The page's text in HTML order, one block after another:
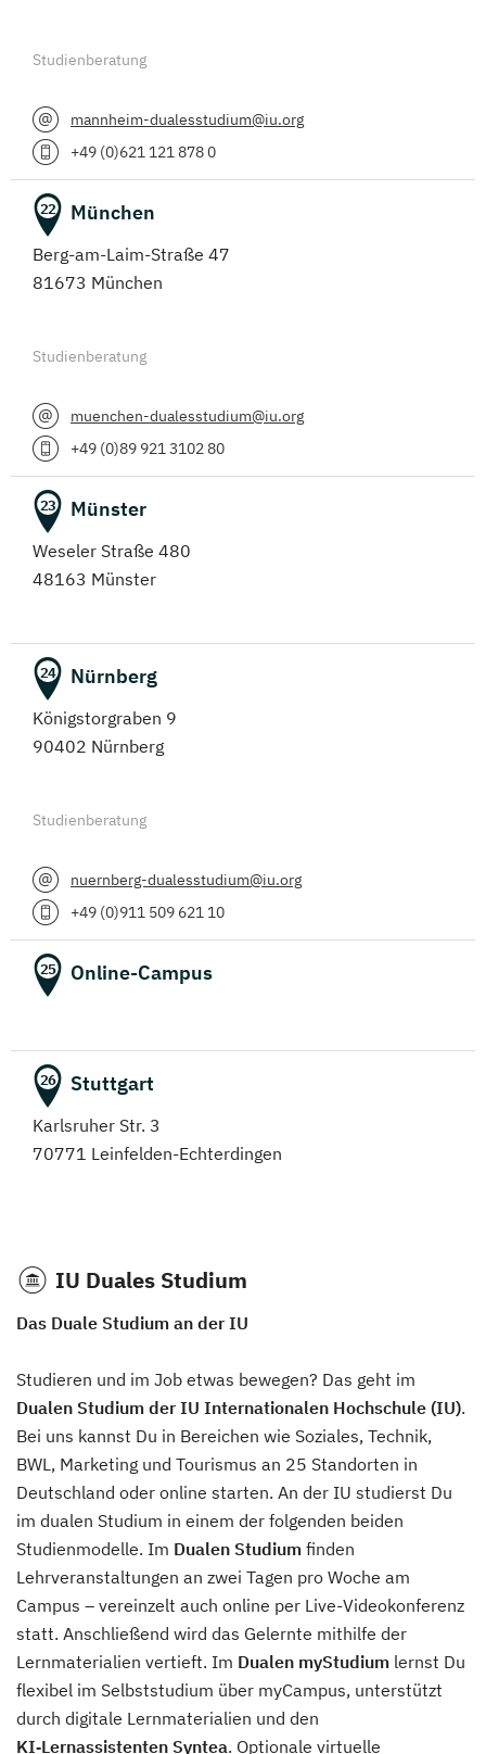
Studienberatung
mannheim-dualesstudium@iu.org
+49 (0)621 121 878 0
22 München
Berg-am-Laim-Straße 47
81673 München
Studienberatung
muenchen-dualesstudium@iu.org
+49 (0)89 921 3102 80
23 Münster
Weseler Straße 480
48163 Münster
24 Nürnberg
Königstorgraben 9
90402 Nürnberg
Studienberatung
nuernberg-dualesstudium@iu.org
+49 (0)911 509 621 10
25 Online-Campus
26 Stuttgart
Karlsruher Str. 3
70771 Leinfelden-Echterdingen
IU Duales Studium
Das Duale Studium an der IU
Studieren und im Job etwas bewegen? Das geht im
Dualen Studium der IU Internationalen Hochschule (IU).
Bei uns kannst Du in Bereichen wie Soziales, Technik,
BWL, Marketing und Tourismus an 25 Standorten in
Deutschland oder online starten. An der IU studierst Du
im dualen Studium in einem der folgenden beiden
Studienmodelle. Im Dualen Studium finden
Lehrveranstaltungen an zwei Tagen pro Woche am
Campus – vereinzelt auch online per Live-Videokonferenz
statt. Anschließend wird das Gelernte mithilfe der
Lernmaterialien vertieft. Im Dualen myStudium lernst Du
flexibel im Selbststudium über myCampus, unterstützt
durch digitale Lernmaterialien und den
KI‑Lernassistenten Syntea. Optionale virtuelle